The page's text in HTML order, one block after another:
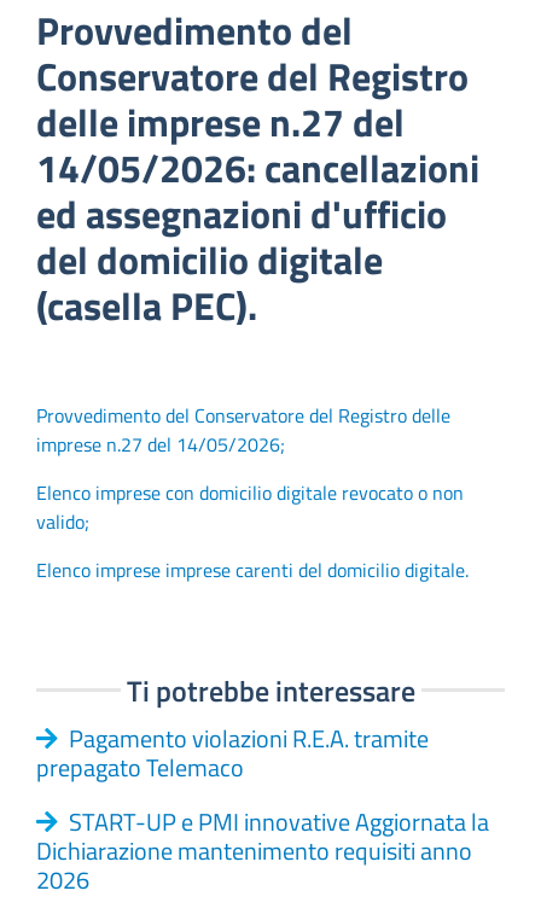
Provvedimento del
Conservatore del Registro
delle imprese n.27 del
14/05/2026: cancellazioni
ed assegnazioni d'ufficio
del domicilio digitale
(casella PEC).
Provvedimento del Conservatore del Registro delle
imprese n.27 del 14/05/2026;
Elenco imprese con domicilio digitale revocato o non
valido;
Elenco imprese imprese carenti del domicilio digitale.
Ti potrebbe interessare
Pagamento violazioni R.E.A. tramite
prepagato Telemaco
START-UP e PMI innovative Aggiornata la
Dichiarazione mantenimento requisiti anno
2026